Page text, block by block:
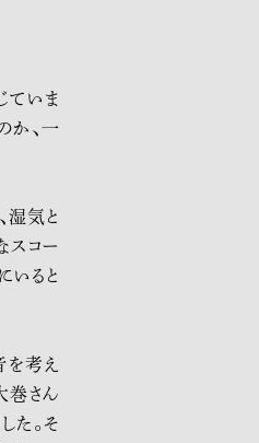
ていま
か、一
湿気と
スコー
いると
を考え
巻さん
た。そ